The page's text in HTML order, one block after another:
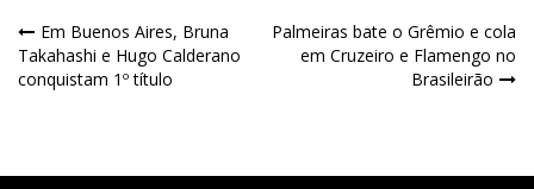
Em Buenos Aires, Bruna
Takahashi e Hugo Calderano
conquistam 1º título
Palmeiras bate o Grêmio e cola
em Cruzeiro e Flamengo no
Brasileirão